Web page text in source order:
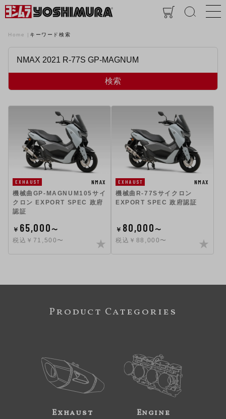
Home キーワード検索
検索
EXHAUST
NMAX
機械曲GP-MAGNUM105サイ
クロン EXPORT SPEC 政府
認証
￥ 65,000〜
税込￥71,500〜
EXHAUST
NMAX
機械曲R-77Sサイクロン
EXPORT SPEC 政府認証
￥ 80,000〜
税込￥88,000〜
Product Categories
Exhaust Engine